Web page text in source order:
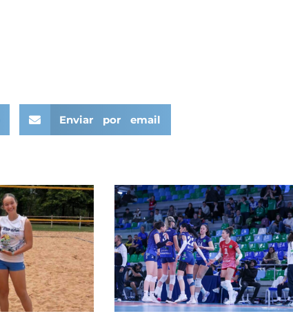
Enviar por email